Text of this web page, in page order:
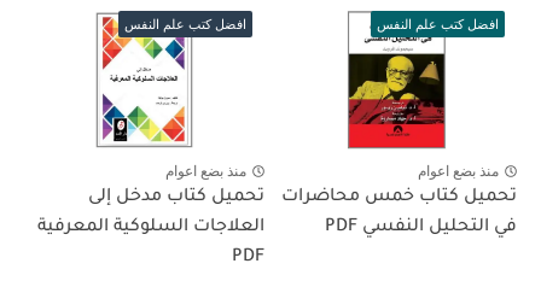
افضل كتب علم النفس
منذ بضع اعوام
تحميل كتاب خمس محاضرات
في التحليل النفسي PDF
افضل كتب علم النفس
منذ بضع اعوام
تحميل كتاب مدخل إلى
العلاجات السلوكية المعرفية
PDF